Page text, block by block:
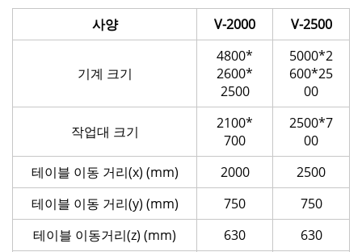
사양 V-2000 V-2500
기계 크기
4800*
2600*
2500
5000*2
600*25
00
작업대 크기
2100*
700
2500*7
00
테이블 이동 거리(x) (mm)
2000
2500
테이블 이동 거리(y) (mm)
750
750
테이블 이동거리(z) (mm)
630 630